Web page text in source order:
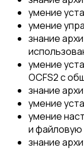
умение
умение
знание
умение
OCFS2 с
знание
умение
умение
и файловую
знание